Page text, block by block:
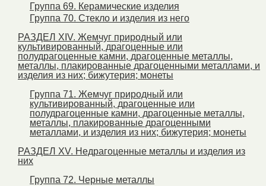
Группа 69. Керамические изделия
Группа 70. Стекло и изделия из него
РАЗДЕЛ ХIV. Жемчуг природный или
культивированный, драгоценные или
полудрагоценные камни, драгоценные металлы,
металлы, плакированные драгоценными металлами, и
изделия из них; бижутерия; монеты
Группа 71. Жемчуг природный или
культивированный, драгоценные или
полудрагоценные камни, драгоценные металлы,
металлы, плакированные драгоценными
металлами, и изделия из них; бижутерия; монеты
РАЗДЕЛ XV. Недрагоценные металлы и изделия из
них
Группа 72. Черные металлы